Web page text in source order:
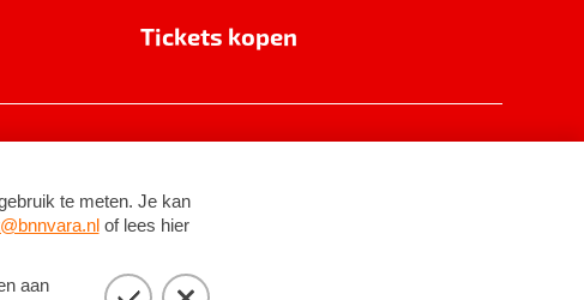
Tickets kopen